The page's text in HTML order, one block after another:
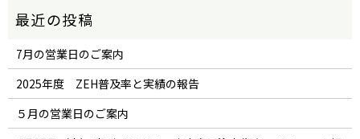
7月の営業日のご案内
2025年度 ZEH普及率と実績の報告
５月の営業日のご案内